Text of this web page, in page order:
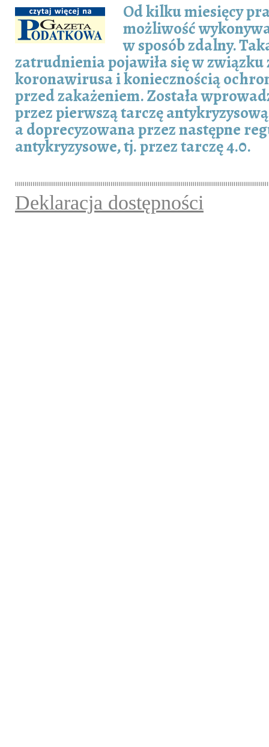
Od kilku miesięcy
możliwość
w sposób zdalny.
zatrudnienia pojawiła się w związku
koronawirusa i koniecznością
przed zakażeniem. Została
przez pierwszą tarczę
a doprecyzowana przez następne
antykryzysowe, tj. przez tarczę 4.0.
Deklaracja dostępności